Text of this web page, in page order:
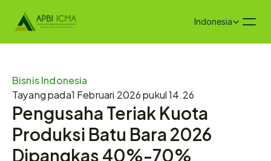
Select Language
Indonesia
Bisnis Indonesia
Tayang pada1 Februari 2026 pukul 14.26
Pengusaha Teriak Kuota
Produksi Batu Bara 2026
Dipangkas 40%-70%